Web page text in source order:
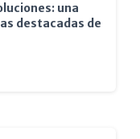
una
destacadas de